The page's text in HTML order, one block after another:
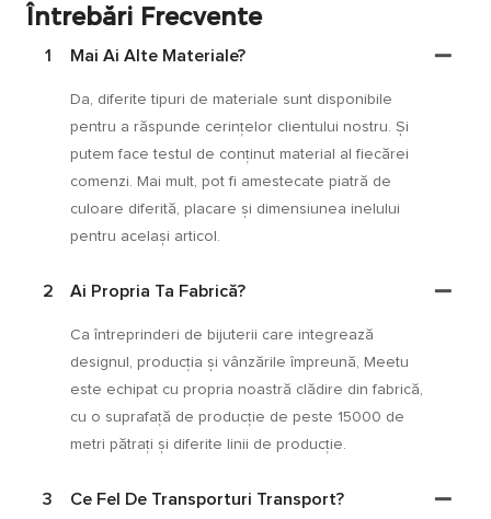
Întrebări Frecvente
1 Mai Ai Alte Materiale?
Da, diferite tipuri de materiale sunt disponibile
pentru a răspunde cerințelor clientului nostru. Și
putem face testul de conținut material al fiecărei
comenzi. Mai mult, pot fi amestecate piatră de
culoare diferită, placare și dimensiunea inelului
pentru același articol.
2 Ai Propria Ta Fabrică?
Ca întreprinderi de bijuterii care integrează
designul, producția și vânzările împreună, Meetu
este echipat cu propria noastră clădire din fabrică,
cu o suprafață de producție de peste 15000 de
metri pătrați și diferite linii de producție.
3 Ce Fel De Transporturi Transport?